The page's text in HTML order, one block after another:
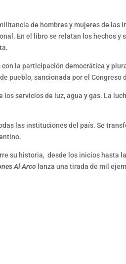
de hombres y mujeres de
En el libro se relatan los hechos y
la participación democrática y
pueblo, sancionada por el
servicios de luz, agua y gas. La
las instituciones del país. Se
su historia, desde los inicios hasta
Al Arco lanza una tirada de mil